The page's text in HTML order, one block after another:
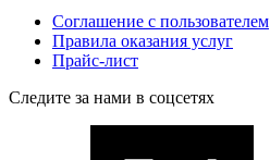
Соглашение с пользователем
Правила оказания услуг
Прайс-лист
Следите за нами в соцсетях